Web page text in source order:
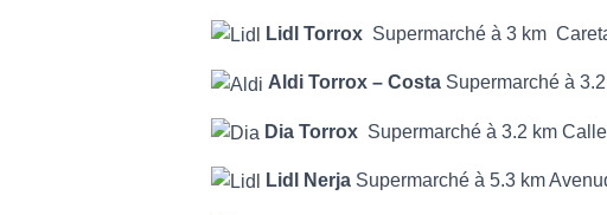
Lidl Torrox Supermarché à 3 km
Aldi Torrox – Costa Supermarché à
Dia Torrox Supermarché à 3.2 km
Lidl Nerja Supermarché à 5.3 km